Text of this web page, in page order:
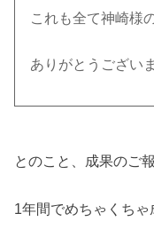
これも全て神崎様
ありがとうござい
とのこと、成果のご
1年間でめちゃくち